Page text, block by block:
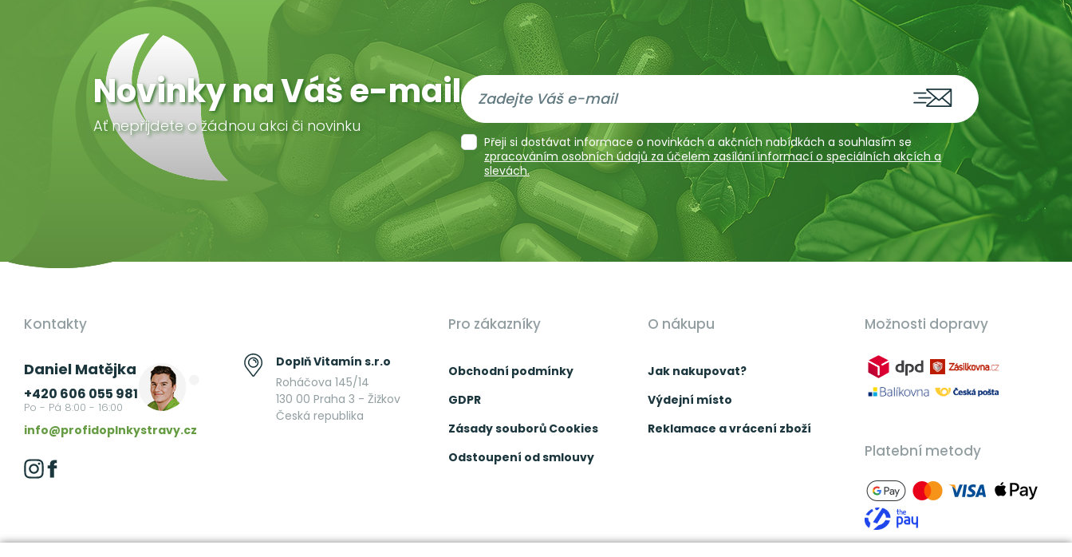
Novinky na Váš e-mail
Ať nepřijdete o žádnou akci či novinku
Přeji si dostávat informace o novinkách a akčních nabídkách a souhlasím se
zpracováním osobních údajů za účelem zasílání informací o speciálních akcích a
slevách.
Kontakty
Daniel Matějka
+420 606 055 981
Po - Pá 8:00 - 16:00
info@profidoplnkystravy.cz
Doplň Vitamín s.r.o
Roháčova 145/14
130 00 Praha 3 - Žižkov
Česká republika
Pro zákazníky
Obchodní podmínky
GDPR
Zásady souborů Cookies
Odstoupení od smlouvy
O nákupu
Jak nakupovat?
Výdejní místo
Reklamace a vrácení zboží
Možnosti dopravy
Platební metody